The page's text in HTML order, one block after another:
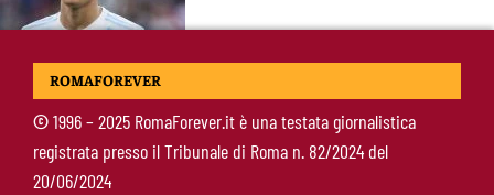
Calciomercato Roma, Angeliño e Kumbulla ai
sinistra
ROMAFOREVER
©1996 – 2025 RomaForever.it è una testata giornalistica
registrata presso il Tribunale di Roma n. 82/2024 del
20/06/2024